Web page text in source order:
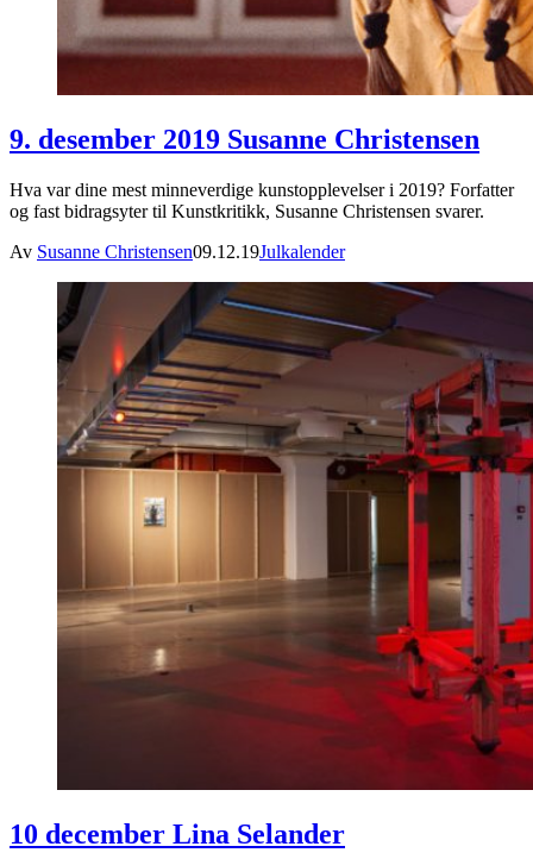
9. desember 2019 Susanne Christensen
Hva var dine mest minneverdige kunstopplevelser i 2019? Forfatter
og fast bidragsyter til Kunstkritikk, Susanne Christensen svarer.
Av Susanne Christensen09.12.19Julkalender
10 december Lina Selander